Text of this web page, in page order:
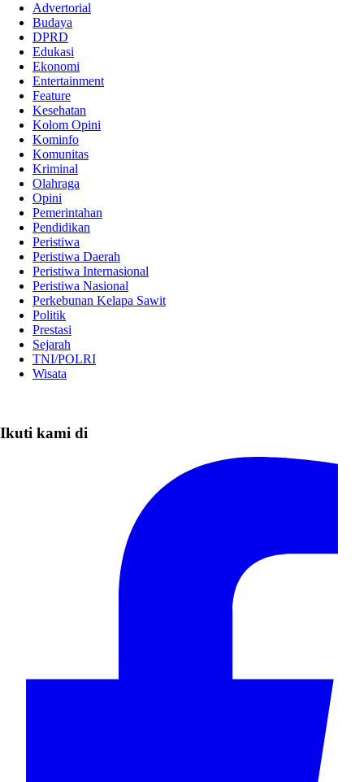
Advertorial
Budaya
DPRD
Edukasi
Ekonomi
Entertainment
Feature
Kesehatan
Kolom Opini
Kominfo
Komunitas
Kriminal
Olahraga
Opini
Pemerintahan
Pendidikan
Peristiwa
Peristiwa Daerah
Peristiwa Internasional
Peristiwa Nasional
Perkebunan Kelapa Sawit
Politik
Prestasi
Sejarah
TNI/POLRI
Wisata
Ikuti kami di